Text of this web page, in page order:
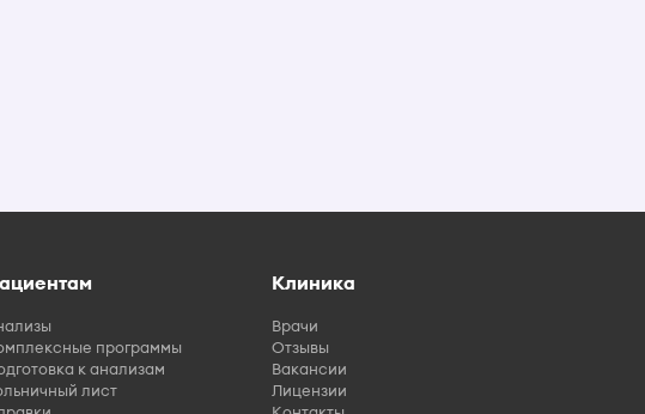
программы
к анализам
лист
Клиника
Врачи
Отзывы
Вакансии
Лицензии